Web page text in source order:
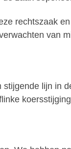
rechtszaak
van
lijn in